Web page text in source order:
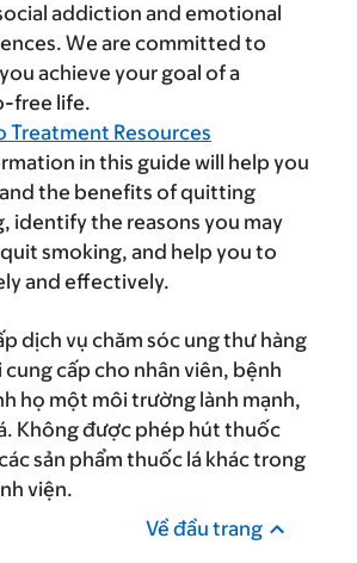
addiction and emotional
We are committed to
achieve your goal of a
free life.
Treatment Resources
in this guide will help you
the benefits of quitting
identify the reasons you may
smoking, and help you to
and effectively.
dịch vụ chăm sóc ung thư hàng
cấp cho nhân viên, bệnh
họ một môi trường lành mạnh,
Không được phép hút thuốc
sản phẩm thuốc lá khác trong
viện.
Về đầu trang